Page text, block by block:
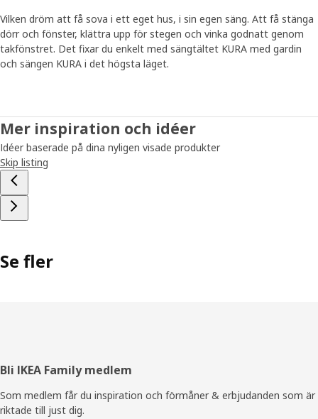
Vilken dröm att få sova i ett eget hus, i sin egen säng. Att få stänga
dörr och fönster, klättra upp för stegen och vinka godnatt genom
takfönstret. Det fixar du enkelt med sängtältet KURA med gardin
och sängen KURA i det högsta läget.
Mer inspiration och idéer
Idéer baserade på dina nyligen visade produkter
Skip listing
Se fler
Sidfot
Bli IKEA Family medlem
Som medlem får du inspiration och förmåner & erbjudanden som är
riktade till just dig.